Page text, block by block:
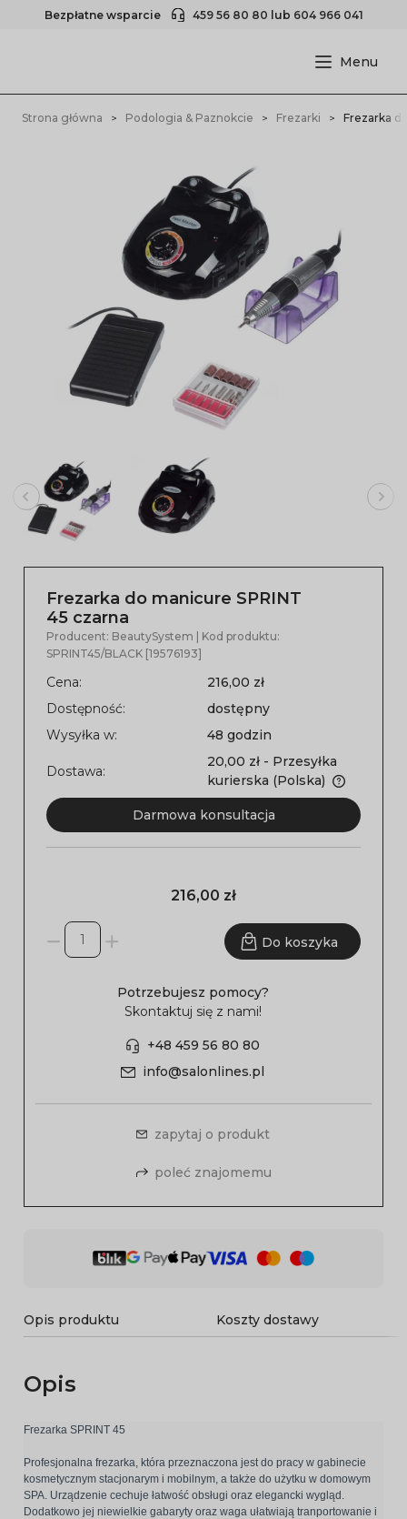
Bezpłatne wsparcie 459 56 80 80 lub 604 966 041
Strona główna Podologia & Paznokcie Frezarki Frezarka
Frezarka do manicure SPRINT
45 czarna
Producent: BeautySystem
| Kod produktu:
SPRINT45/BLACK [19576193]
Cena:
216,00 zł
Dostępność:
dostępny
Wysyłka w:
48 godzin
Dostawa:
20,00 zł - Przesyłka
kurierska (Polska)
Darmowa konsultacja
216,00 zł
Do koszyka
Potrzebujesz pomocy?
Skontaktuj się z nami!
+48 459 56 80 80
info@salonlines.pl
zapytaj o produkt
poleć znajomemu
Opis produktu Koszty dostawy
Opis
Frezarka SPRINT 45
Profesjonalna frezarka, która przeznaczona jest do pracy w gabinecie
kosmetycznym stacjonarym i mobilnym, a także do użytku w domowym
SPA. Urządzenie cechuje łatwość obsługi oraz elegancki wygląd.
Dodatkowo jej niewielkie gabaryty oraz waga ułatwiają tranportowanie i